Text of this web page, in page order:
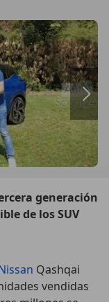
generación
de los SUV
Qashqai
vendidas